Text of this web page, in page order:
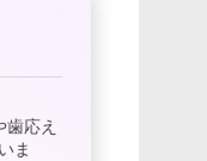
応え
ま